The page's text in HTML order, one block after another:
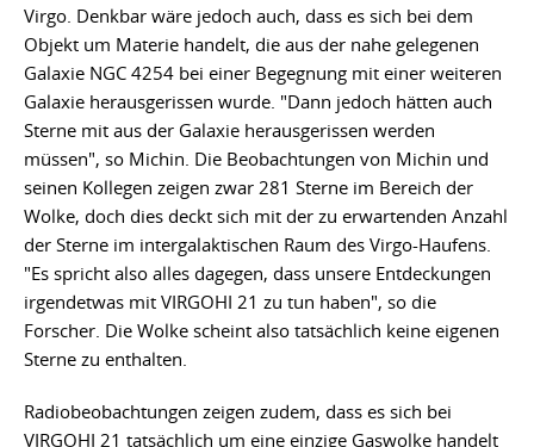
Virgo. Denkbar wäre jedoch auch, dass es sich bei dem
Objekt um Materie handelt, die aus der nahe gelegenen
Galaxie NGC 4254 bei einer Begegnung mit einer weiteren
Galaxie herausgerissen wurde. "Dann jedoch hätten auch
Sterne mit aus der Galaxie herausgerissen werden
müssen", so Michin. Die Beobachtungen von Michin und
seinen Kollegen zeigen zwar 281 Sterne im Bereich der
Wolke, doch dies deckt sich mit der zu erwartenden Anzahl
der Sterne im intergalaktischen Raum des Virgo-Haufens.
"Es spricht also alles dagegen, dass unsere Entdeckungen
irgendetwas mit VIRGOHI 21 zu tun haben", so die
Forscher. Die Wolke scheint also tatsächlich keine eigenen
Sterne zu enthalten.
Radiobeobachtungen zeigen zudem, dass es sich bei
VIRGOHI 21 tatsächlich um eine einzige Gaswolke handelt